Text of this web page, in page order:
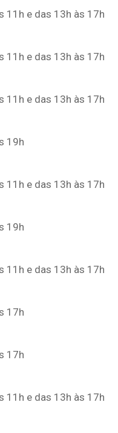
11h e das 13h às 17h
11h e das 13h às 17h
11h e das 13h às 17h
19h
11h e das 13h às 17h
19h
11h e das 13h às 17h
17h
17h
11h e das 13h às 17h